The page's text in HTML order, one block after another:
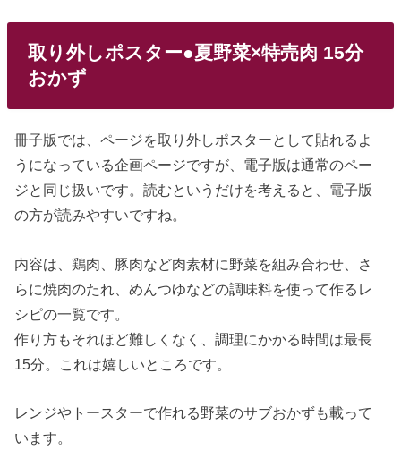
取り外しポスター●夏野菜×特売肉 15分
おかず
冊子版では、ページを取り外しポスターとして貼れるよ
うになっている企画ページですが、電子版は通常のペー
ジと同じ扱いです。読むというだけを考えると、電子版
の方が読みやすいですね。
内容は、鶏肉、豚肉など肉素材に野菜を組み合わせ、さ
らに焼肉のたれ、めんつゆなどの調味料を使って作るレ
シピの一覧です。
作り方もそれほど難しくなく、調理にかかる時間は最長
15分。これは嬉しいところです。
レンジやトースターで作れる野菜のサブおかずも載って
います。